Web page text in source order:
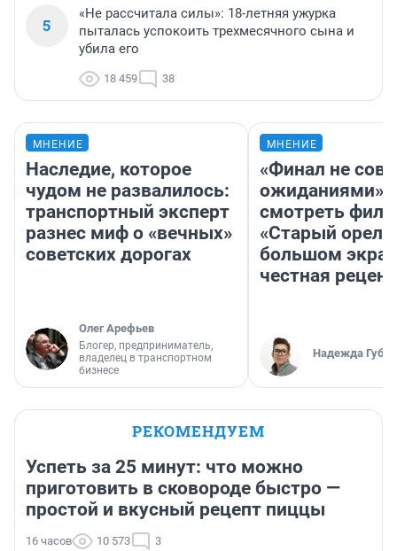
5
«Не рассчитала силы»: 18-летняя ужурка
пыталась успокоить трехмесячного сына и
убила его
18 459 38
МНЕНИЕ
Наследие, которое
чудом не развалилось:
транспортный эксперт
разнес миф о «вечных»
советских дорогах
Олег Арефьев
Блогер, предприниматель,
владелец в транспортном
бизнесе
МНЕНИЕ
«Финал не
ожиданиями»:
смотреть
«Старый орел»
большом
честная
Надежда
РЕКОМЕНДУЕМ
Успеть за 25 минут: что можно
приготовить в сковороде быстро —
простой и вкусный рецепт пиццы
16 часов 10 573 3